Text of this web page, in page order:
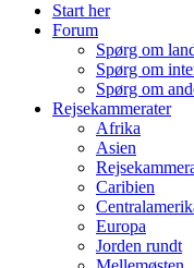
Start her
Forum
Spørg om
Spørg om
Spørg om
Rejsekammerater
Afrika
Asien
Caribien
Europa
Jorden rundt